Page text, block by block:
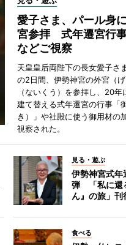
愛子さま、パール身
宮参拝 式年遷宮行事
などご視察
天皇皇后両陛下の長女愛子さ
の2日間、伊勢神宮の外宮（
（ないくう）を参拝し、20
建て替える式年遷宮の行事「
き）」や社殿に使う御用材の
視察された。
見る・遊ぶ
伊勢神宮式年
弾 「私に還
ん』の旅」刊
食べる